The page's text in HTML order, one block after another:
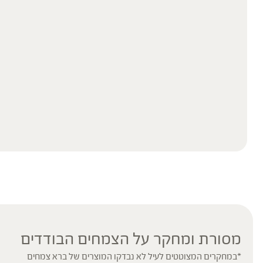
מסורת ומחקר על הצמחים הבודדים
*במחקרים המצוטטים לעיל לא נבדקו המוצרים של ברא צמחים